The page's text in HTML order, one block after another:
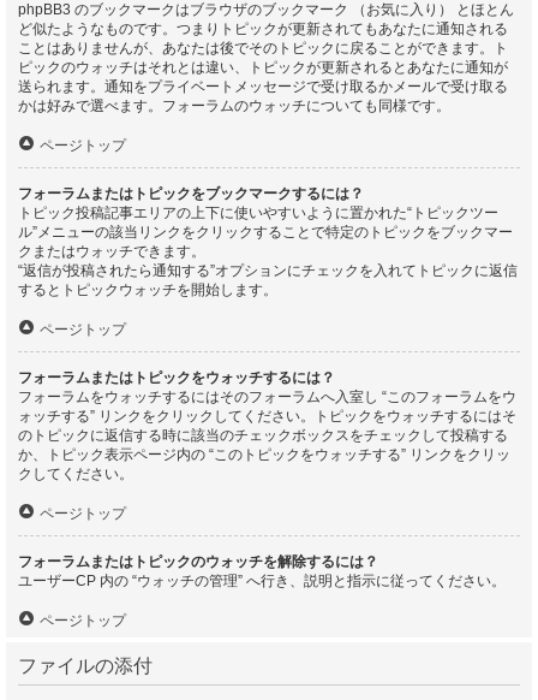
phpBB3 のブックマークはブラウザのブックマーク （お気に入り） とほとん
ど似たようなものです。つまりトピックが更新されてもあなたに通知される
ことはありませんが、あなたは後でそのトピックに戻ることができます。ト
ピックのウォッチはそれとは違い、トピックが更新されるとあなたに通知が
送られます。通知をプライベートメッセージで受け取るかメールで受け取る
かは好みで選べます。フォーラムのウォッチについても同様です。
ページトップ
フォーラムまたはトピックをブックマークするには？
トピック投稿記事エリアの上下に使いやすいように置かれた“トピックツー
ル”メニューの該当リンクをクリックすることで特定のトピックをブックマー
クまたはウォッチできます。
“返信が投稿されたら通知する”オプションにチェックを入れてトピックに返信
するとトピックウォッチを開始します。
ページトップ
フォーラムまたはトピックをウォッチするには？
フォーラムをウォッチするにはそのフォーラムへ入室し “このフォーラムをウ
ォッチする” リンクをクリックしてください。トピックをウォッチするにはそ
のトピックに返信する時に該当のチェックボックスをチェックして投稿する
か、トピック表示ページ内の “このトピックをウォッチする” リンクをクリッ
クしてください。
ページトップ
フォーラムまたはトピックのウォッチを解除するには？
ユーザーCP 内の “ウォッチの管理” へ行き、説明と指示に従ってください。
ページトップ
ファイルの添付